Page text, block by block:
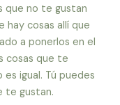
que no te gustan
hay cosas allí que
a ponerlos en el
cosas que te
igual. Tú puedes
te gustan.